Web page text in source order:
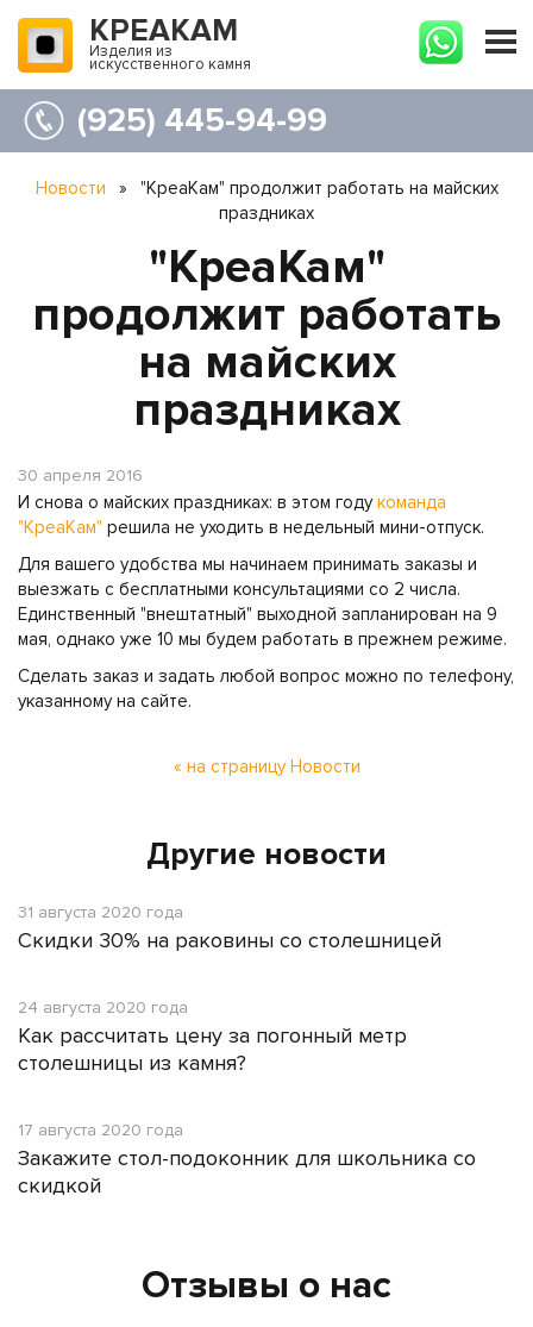
КРЕАКАМ
Изделия из
искусственного камня
(925) 445-94-99
Новости »
"КреаКам" продолжит работать на майских
праздниках
"КреаКам"
продолжит работать
на майских
праздниках
30 апреля 2016
И снова о майских праздниках: в этом годукоманда
"КреаКам" решила не уходить в недельный мини-отпуск.
Для вашего удобства мы начинаем принимать заказы и
выезжать с бесплатными консультациями со 2 числа.
Единственный "внештатный" выходной запланирован на 9
мая, однако уже 10 мы будем работать в прежнем режиме.
Сделать заказ и задать любой вопрос можно по телефону,
указанному на сайте.
« на страницу Новости
Другие новости
31 августа 2020 года
Скидки 30% на раковины со столешницей
24 августа 2020 года
Как рассчитать цену за погонный метр
столешницы из камня?
17 августа 2020 года
Закажите стол-подоконник для школьника со
скидкой
Отзывы о нас